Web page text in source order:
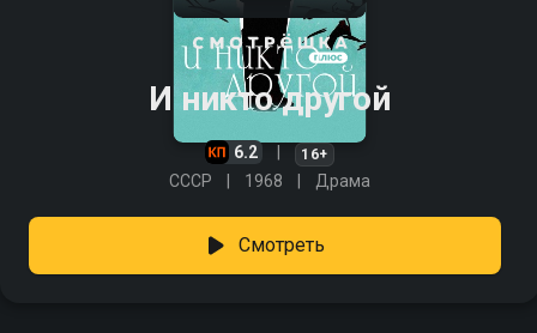
И никто другой
6.2 16+
СССР 1968 Драма
Смотреть